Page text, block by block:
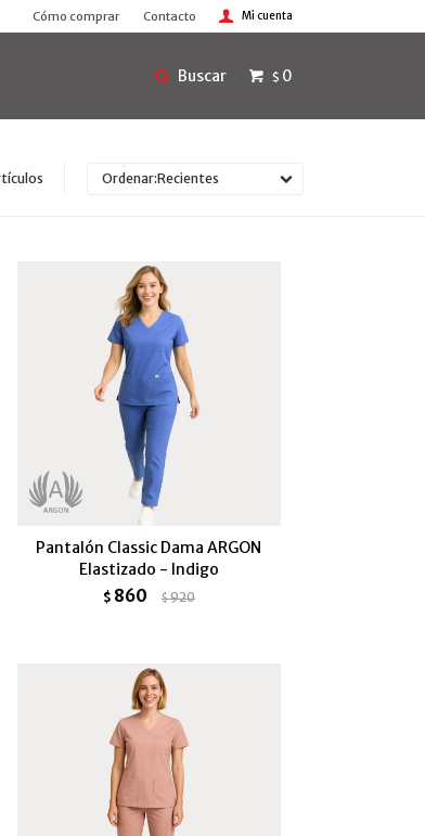
$ 0
Cómo comprar Contacto
Recientes
Pantalón Classic Dama ARGON
Elastizado - Indigo
$ 860 $920